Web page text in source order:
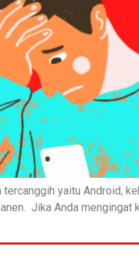
yaitu Android,
Jika Anda mengingat